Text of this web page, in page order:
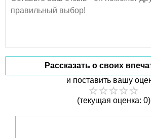
Рассказать о своих
и поставить вашу
(текущая оценка: 0)